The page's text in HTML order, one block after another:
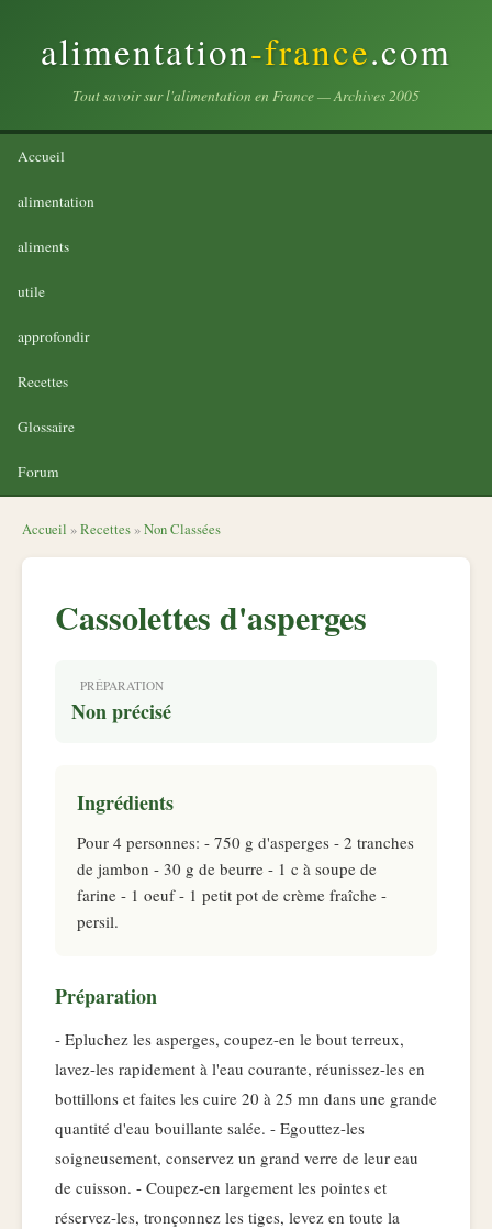
alimentation-france.com
Tout savoir sur l'alimentation en France — Archives 2005
Accueil
alimentation
aliments
utile
approfondir
Recettes
Glossaire
Forum
Accueil »Recettes »Non Classées
Cassolettes d'asperges
PRÉPARATION
Non précisé
Ingrédients
Pour 4 personnes: - 750 g d'asperges - 2 tranches
de jambon - 30 g de beurre - 1 c à soupe de
farine - 1 oeuf - 1 petit pot de crème fraîche -
persil.
Préparation
- Epluchez les asperges, coupez-en le bout terreux,
lavez-les rapidement à l'eau courante, réunissez-les en
bottillons et faites les cuire 20 à 25 mn dans une grande
quantité d'eau bouillante salée. - Egouttez-les
soigneusement, conservez un grand verre de leur eau
de cuisson. - Coupez-en largement les pointes et
réservez-les, tronçonnez les tiges, levez en toute la